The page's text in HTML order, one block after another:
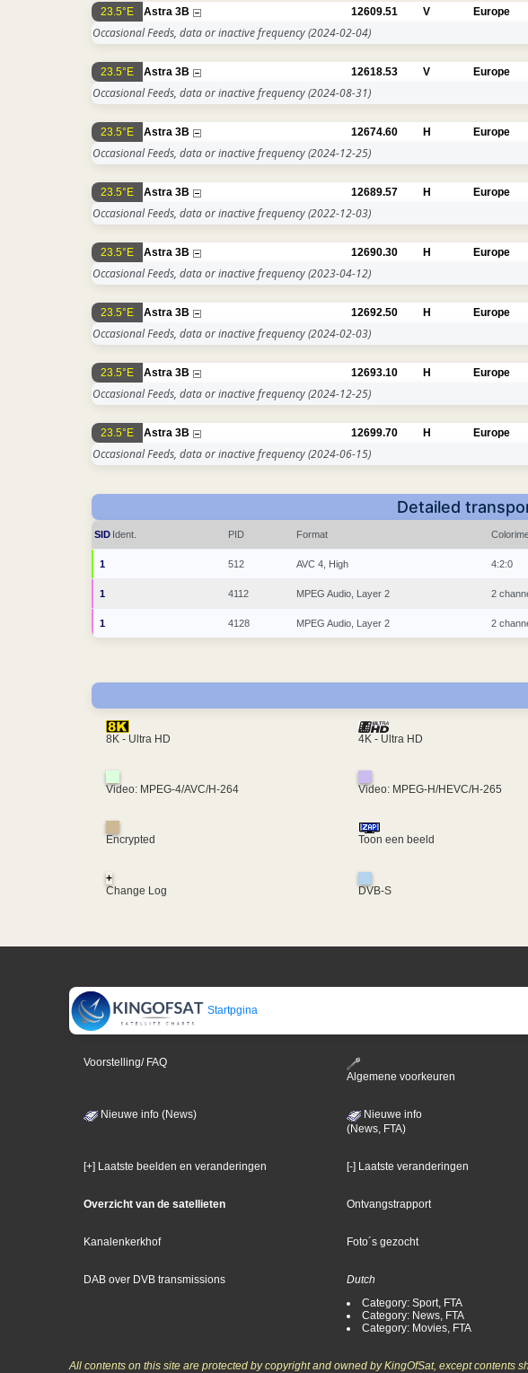
23.5°E Astra 3B 12609.51 V Europe
Occasional Feeds, data or inactive frequency(2024-02-04)
23.5°E Astra 3B 12618.53 V Europe
Occasional Feeds, data or inactive frequency(2024-08-31)
23.5°E Astra 3B 12674.60 H Europe
Occasional Feeds, data or inactive frequency(2024-12-25)
23.5°E Astra 3B 12689.57 H Europe
Occasional Feeds, data or inactive frequency(2022-12-03)
23.5°E Astra 3B 12690.30 H Europe
Occasional Feeds, data or inactive frequency(2023-04-12)
23.5°E Astra 3B 12692.50 H Europe
Occasional Feeds, data or inactive frequency(2024-02-03)
23.5°E Astra 3B 12693.10 H Europe
Occasional Feeds, data or inactive frequency(2024-12-25)
23.5°E Astra 3B 12699.70 H Europe
Occasional Feeds, data or inactive frequency(2024-06-15)
Detailed
SID Ident. PID Format
1 512 AVC 4, High 4:2:0
1 4112 MPEG Audio, Layer 2 2
1 4128 MPEG Audio, Layer 2 2
8K - Ultra HD 4K - Ultra HD
Video: MPEG-4/AVC/H-264 Video: MPEG-H/HEVC/H-265
Encrypted Toon een beeld
+
Change Log
DVB-S
Startpgina
Voorstelling/ FAQ
Algemene voorkeuren
Nieuwe info (News)
Nieuwe info
(News, FTA)
[+] Laatste beelden en veranderingen [-] Laatste veranderingen
Overzicht van de satellieten Ontvangstrapport
Kanalenkerkhof Foto´s gezocht
DAB over DVB transmissions
Dutch
Category: Sport, FTA
Category: News, FTA
Category: Movies, FTA
All contents on this site are protected by copyright and owned by KingOfSat, except